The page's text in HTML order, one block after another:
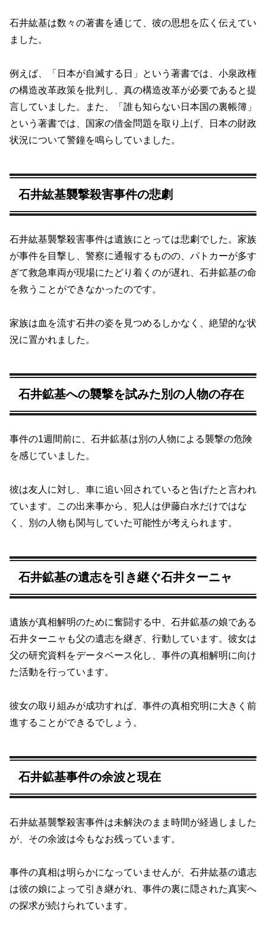
石井紘基は数々の著書を通じて、彼の思想を広く伝えてい
ました。
例えば、「日本が自滅する日」という著書では、小泉政権
の構造改革政策を批判し、真の構造改革が必要であると提
言していました。また、「誰も知らない日本国の裏帳簿」
という著書では、国家の借金問題を取り上げ、日本の財政
状況について警鐘を鳴らしていました。
石井紘基襲撃殺害事件の悲劇
石井紘基襲撃殺害事件は遺族にとっては悲劇でした。家族
が事件を目撃し、警察に通報するものの、パトカーが多す
ぎて救急車両が現場にたどり着くのが遅れ、石井鉱基の命
を救うことができなかったのです。
家族は血を流す石井の姿を見つめるしかなく、絶望的な状
況に置かれました。
石井鉱基への襲撃を試みた別の人物の存在
事件の1週間前に、石井鉱基は別の人物による襲撃の危険
を感じていました。
彼は友人に対し、車に追い回されていると告げたと言われ
ています。この出来事から、犯人は伊藤白水だけではな
く、別の人物も関与していた可能性が考えられます。
石井鉱基の遺志を引き継ぐ石井ターニャ
遺族が真相解明のために奮闘する中、石井鉱基の娘である
石井ターニャも父の遺志を継ぎ、行動しています。彼女は
父の研究資料をデータベース化し、事件の真相解明に向け
た活動を行っています。
彼女の取り組みが成功すれば、事件の真相究明に大きく前
進することができるでしょう。
石井鉱基事件の余波と現在
石井紘基襲撃殺害事件は未解決のまま時間が経過しました
が、その余波は今もなお残っています。
事件の真相は明らかになっていませんが、石井紘基の遺志
は彼の娘によって引き継がれ、事件の裏に隠された真実へ
の探求が続けられています。